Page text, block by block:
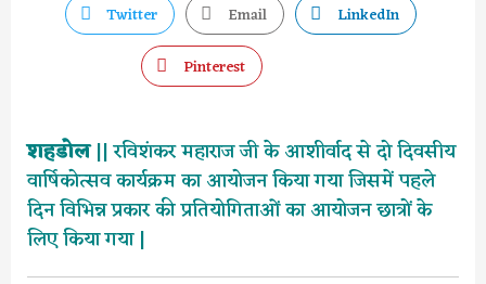
Twitter
Email
LinkedIn
Pinterest
शहडोल|| रविशंकर महाराज जी के आशीर्वाद से दो दिवसीय
वार्षिकोत्सव कार्यक्रम का आयोजन किया गया जिसमें पहले
दिन विभिन्न प्रकार की प्रतियोगिताओं का आयोजन छात्रों के
लिए किया गया |